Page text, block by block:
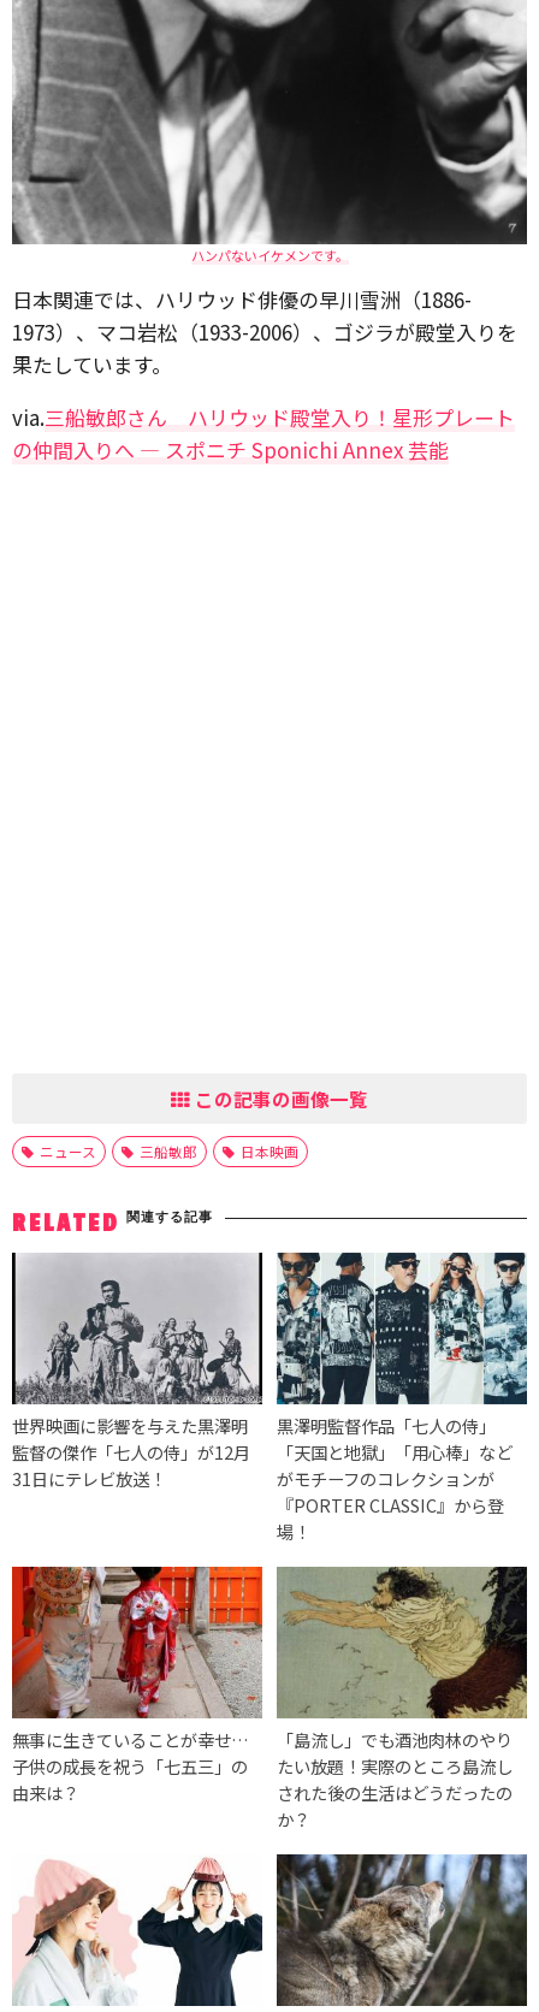
ハンパないイケメンです。
日本関連では、ハリウッド俳優の早川雪洲（1886-
1973）、マコ岩松（1933-2006）、ゴジラが殿堂入りを
果たしています。
via.三船敏郎さん ハリウッド殿堂入り！星形プレート
の仲間入りへ ― スポニチ Sponichi Annex 芸能
この記事の画像一覧
ニュース 三船敏郎 日本映画
RELATED 関連する記事
世界映画に影響を与えた黒澤明
監督の傑作「七人の侍」が12月
31日にテレビ放送！
黒澤明監督作品「七人の侍」
「天国と地獄」「用心棒」など
がモチーフのコレクションが
『PORTER CLASSIC』から登
場！
無事に生きていることが幸せ…
子供の成長を祝う「七五三」の
由来は？
「島流し」でも酒池肉林のやり
たい放題！実際のところ島流し
された後の生活はどうだったの
か？